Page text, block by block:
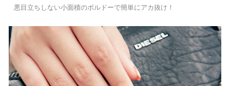
悪目立ちしない小面積のボルドーで簡単にアカ抜け！